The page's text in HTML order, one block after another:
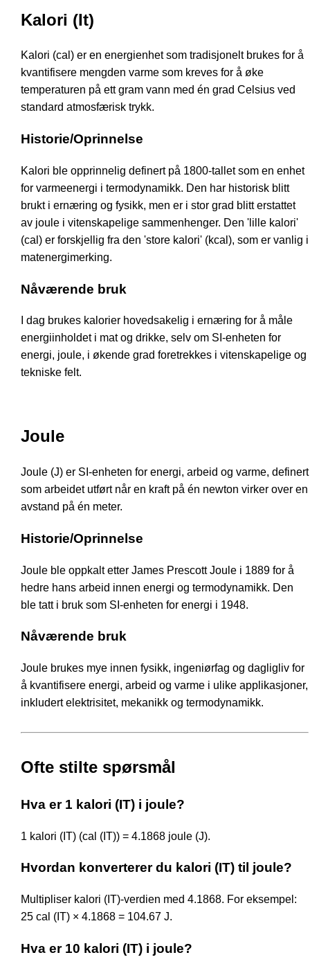
Kalori (It)
Kalori (cal) er en energienhet som tradisjonelt brukes for å
kvantifisere mengden varme som kreves for å øke
temperaturen på ett gram vann med én grad Celsius ved
standard atmosfærisk trykk.
Historie/Oprinnelse
Kalori ble opprinnelig definert på 1800-tallet som en enhet
for varmeenergi i termodynamikk. Den har historisk blitt
brukt i ernæring og fysikk, men er i stor grad blitt erstattet
av joule i vitenskapelige sammenhenger. Den 'lille kalori'
(cal) er forskjellig fra den 'store kalori' (kcal), som er vanlig i
matenergimerking.
Nåværende bruk
I dag brukes kalorier hovedsakelig i ernæring for å måle
energiinholdet i mat og drikke, selv om SI-enheten for
energi, joule, i økende grad foretrekkes i vitenskapelige og
tekniske felt.
Joule
Joule (J) er SI-enheten for energi, arbeid og varme, definert
som arbeidet utført når en kraft på én newton virker over en
avstand på én meter.
Historie/Oprinnelse
Joule ble oppkalt etter James Prescott Joule i 1889 for å
hedre hans arbeid innen energi og termodynamikk. Den
ble tatt i bruk som SI-enheten for energi i 1948.
Nåværende bruk
Joule brukes mye innen fysikk, ingeniørfag og dagligliv for
å kvantifisere energi, arbeid og varme i ulike applikasjoner,
inkludert elektrisitet, mekanikk og termodynamikk.
Ofte stilte spørsmål
Hva er 1 kalori (IT) i joule?
1 kalori (IT) (cal (IT)) = 4.1868 joule (J).
Hvordan konverterer du kalori (IT) til joule?
Multipliser kalori (IT)-verdien med 4.1868. For eksempel:
25 cal (IT) × 4.1868 = 104.67 J.
Hva er 10 kalori (IT) i joule?